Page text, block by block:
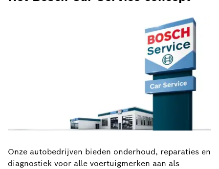
Onze autobedrijven bieden onderhoud, reparaties en
diagnostiek voor alle voertuigmerken aan als